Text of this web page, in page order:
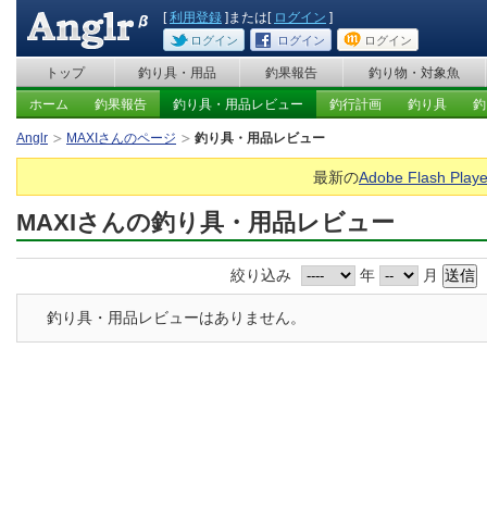
[利用登録 ]または[ ログイン ]
ログイン ログイン ログイン
トップ 釣り具・用品 釣果報告 釣り物・対象魚
ホーム 釣果報告 釣り具・用品レビュー 釣行計画 釣り具
Anglr MAXIさんのページ 釣り具・用品レビュー
最新のAdobe Flash
MAXIさんの釣り具・用品レビュー
絞り込み 年 月
釣り具・用品レビューはありません。